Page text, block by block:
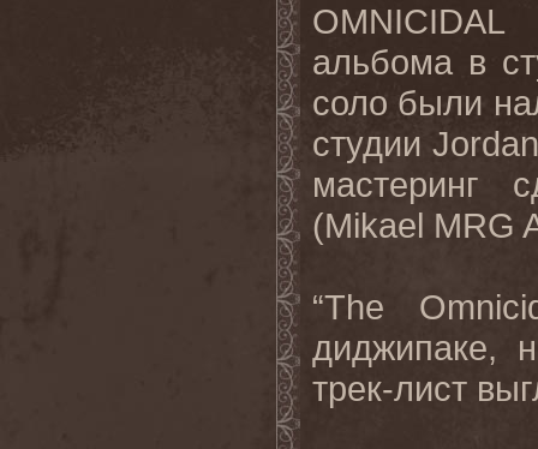
альбома в
соло были
студии
мастеринг
(Mikael MRG
“The
диджипаке,
трек-лист